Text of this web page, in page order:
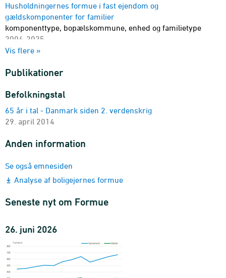
Husholdningernes formue i fast ejendom og
gældskomponenter for familier
komponenttype, bopælskommune, enhed og familietype
2004-2025
Husholdningernes formue i fast ejendom og
komponenttype, bopælskommune, enhed og
2004-2025
Vis flere »
Publikationer
Befolkningstal
65 år i tal - Danmark siden 2. verdenskrig
29. april 2014
Anden information
Se også emnesiden
Analyse af boligejernes formue
Seneste nyt om Formue
26. juni 2026